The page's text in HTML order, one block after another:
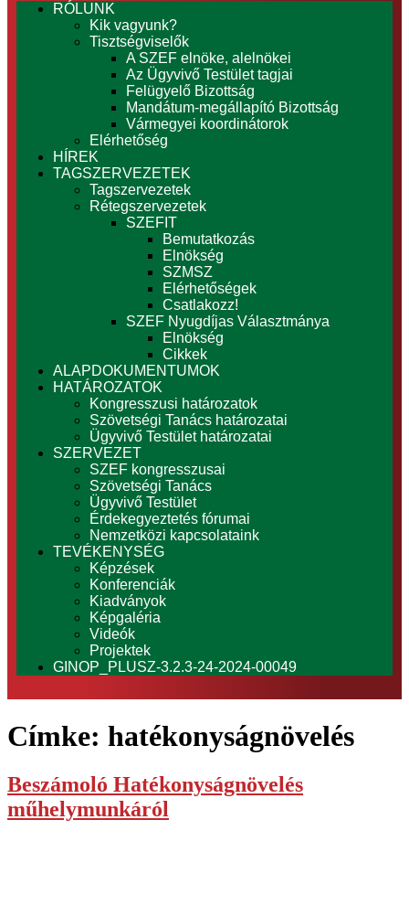
RÓLUNK
Kik vagyunk?
Tisztségviselők
A SZEF elnöke, alelnökei
Az Ügyvivő Testület tagjai
Felügyelő Bizottság
Mandátum-megállapító Bizottság
Vármegyei koordinátorok
Elérhetőség
HÍREK
TAGSZERVEZETEK
Tagszervezetek
Rétegszervezetek
SZEFIT
Bemutatkozás
Elnökség
SZMSZ
Elérhetőségek
Csatlakozz!
SZEF Nyugdíjas Választmánya
Elnökség
Cikkek
ALAPDOKUMENTUMOK
HATÁROZATOK
Kongresszusi határozatok
Szövetségi Tanács határozatai
Ügyvivő Testület határozatai
SZERVEZET
SZEF kongresszusai
Szövetségi Tanács
Ügyvivő Testület
Érdekegyeztetés fórumai
Nemzetközi kapcsolataink
TEVÉKENYSÉG
Képzések
Konferenciák
Kiadványok
Képgaléria
Videók
Projektek
GINOP_PLUSZ-3.2.3-24-2024-00049
Címke: hatékonyságnövelés
Beszámoló Hatékonyságnövelés
műhelymunkáról